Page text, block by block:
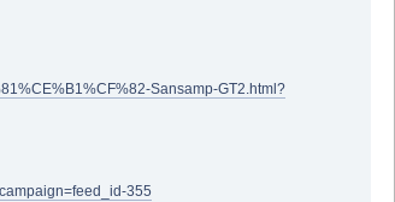
Sansamp-GT2.html?
355